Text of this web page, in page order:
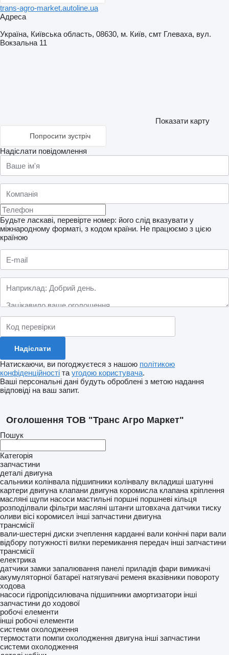
trans-agro-market.autoline.ua
Адреса
Україна, Київська область, 08630, м. Київ, смт Глеваха, вул.
Вокзальна 11
Показати карту
Попросити зустріч
Надіслати повідомлення
Будьте ласкаві, перевірте номер: його слід вказувати у
міжнародному форматі, з кодом країни. Не працюємо з цією
країною
Натискаючи, ви погоджуєтеся з нашою політикою
конфіденційності та угодою користувача.
Ваші персональні дані будуть оброблені з метою надання
відповіді на ваш запит.
Оголошення ТОВ "Транс Агро Маркет"
Пошук
Категорія
запчастини
деталі двигуна
сальники колінвала підшипники колінвалу вкладиші шатунні
картери двигуна клапани двигуна коромисла клапана кріплення
масляні щупи насоси мастильні поршні поршневі кільця
розподілвали фільтри масляні штанги штовхача датчики тиску
оливи вісі коромисел інші запчастини двигуна
трансмісії
вали-шестерні диски зчеплення карданні вали конічні пари вали
відбору потужності вилки перемикання передач інші запчастини
трансмісії
електрика
датчики замки запалювання панелі приладів фари вимикачі
акумуляторної батареї натягувачі ременя вказівники повороту
ходова
насоси гідропідсилювача підшипники амортизатори інші
запчастини до ходової
робочі елементи
інші робочі елементи
системи охолодження
термостати помпи охолодження двигуна інші запчастини
системи охолодження